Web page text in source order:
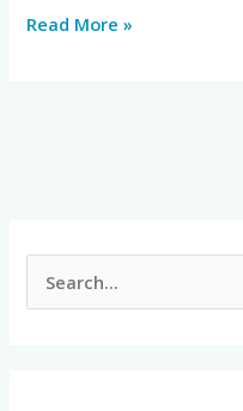
Read More »